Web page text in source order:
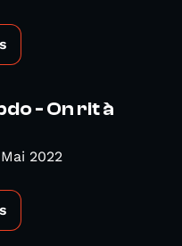
- On rit à
2022